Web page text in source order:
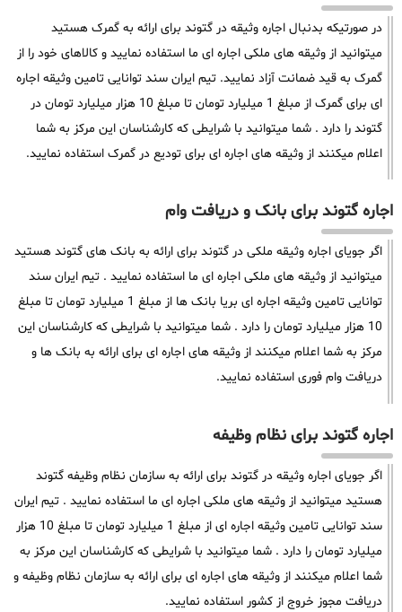
در صورتیکه بدنبال اجاره وثیقه در گتوند برای ارائه به گمرک هستید
میتوانید از وثیقه های ملکی اجاره ای ما استفاده نمایید و کالاهای خود را از
گمرک به قید ضمانت آزاد نمایید. تیم ایران سند توانایی تامین وثیقه اجاره
ای برای گمرک از مبلغ 1 میلیارد تومان تا مبلغ 10 هزار میلیارد تومان در
گتوند را دارد . شما میتوانید با شرایطی که کارشناسان این مرکز به شما
اعلام میکنند از وثیقه های اجاره ای برای تودیع در گمرک استفاده نمایید.
اجاره گتوند برای بانک و دریافت وام
اگر جویای اجاره وثیقه ملکی در گتوند برای ارائه به بانک های گتوند هستید
میتوانید از وثیقه های ملکی اجاره ای ما استفاده نمایید . تیم ایران سند
توانایی تامین وثیقه اجاره ای بریا بانک ها از مبلغ 1 میلیارد تومان تا مبلغ
10 هزار میلیارد تومان را دارد . شما میتوانید با شرایطی که کارشناسان این
مرکز به شما اعلام میکنند از وثیقه های اجاره ای برای ارائه به بانک ها و
دریافت وام فوری استفاده نمایید.
اجاره گتوند برای نظام وظیفه
اگر جویای اجاره وثیقه در گتوند برای ارائه به سازمان نظام وظیفه گتوند
هستید میتوانید از وثیقه های ملکی اجاره ای ما استفاده نمایید . تیم ایران
سند توانایی تامین وثیقه اجاره ای از مبلغ 1 میلیارد تومان تا مبلغ 10 هزار
میلیارد تومان را دارد . شما میتوانید با شرایطی که کارشناسان این مرکز به
شما اعلام میکنند از وثیقه های اجاره ای برای ارائه به سازمان نظام وظیفه و
دریافت مجوز خروج از کشور استفاده نمایید.